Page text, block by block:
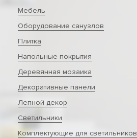
Мебель
Оборудование санузлов
Плитка
Напольные покрытия
Деревянная мозаика
Декоративные панели
Лепной декор
Светильники
Комплектующие для светильников